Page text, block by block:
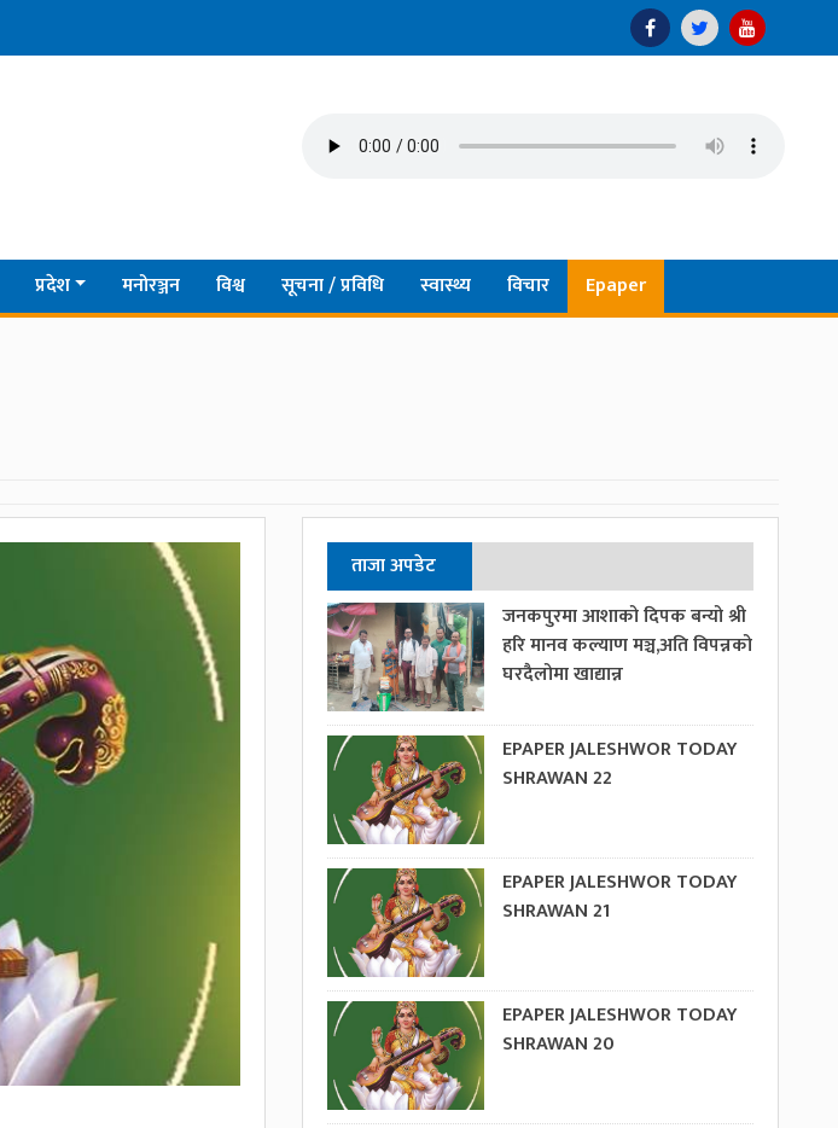
प्रदेश मनोरञ्जन विश्व सूचना / प्रविधि स्वास्थ्य विचार Epaper
ताजा अपडेट
जनकपुरमा आशाको दिपक बन्यो श्री
हरि मानव कल्याण मञ्च,अति विपन्नको
घरदैलोमा खाद्यान्न
EPAPER JALESHWOR TODAY
SHRAWAN 22
EPAPER JALESHWOR TODAY
SHRAWAN 21
EPAPER JALESHWOR TODAY
SHRAWAN 20